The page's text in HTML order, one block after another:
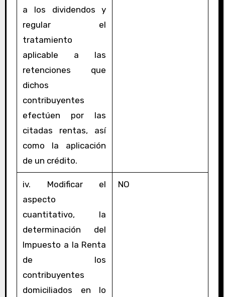
a los dividendos y
regular el
tratamiento
aplicable a las
retenciones que
dichos
contribuyentes
efectúen por las
citadas rentas, así
como la aplicación
de un crédito.
iv. Modificar el
aspecto
cuantitativo, la
determinación del
Impuesto a la Renta
de los
contribuyentes
domiciliados en lo
NO